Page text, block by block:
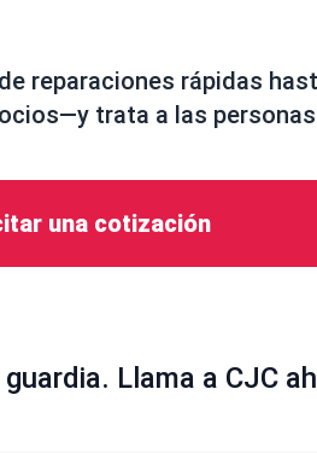
reparaciones rápidas
trata a las
una cotización
Llama a CJC